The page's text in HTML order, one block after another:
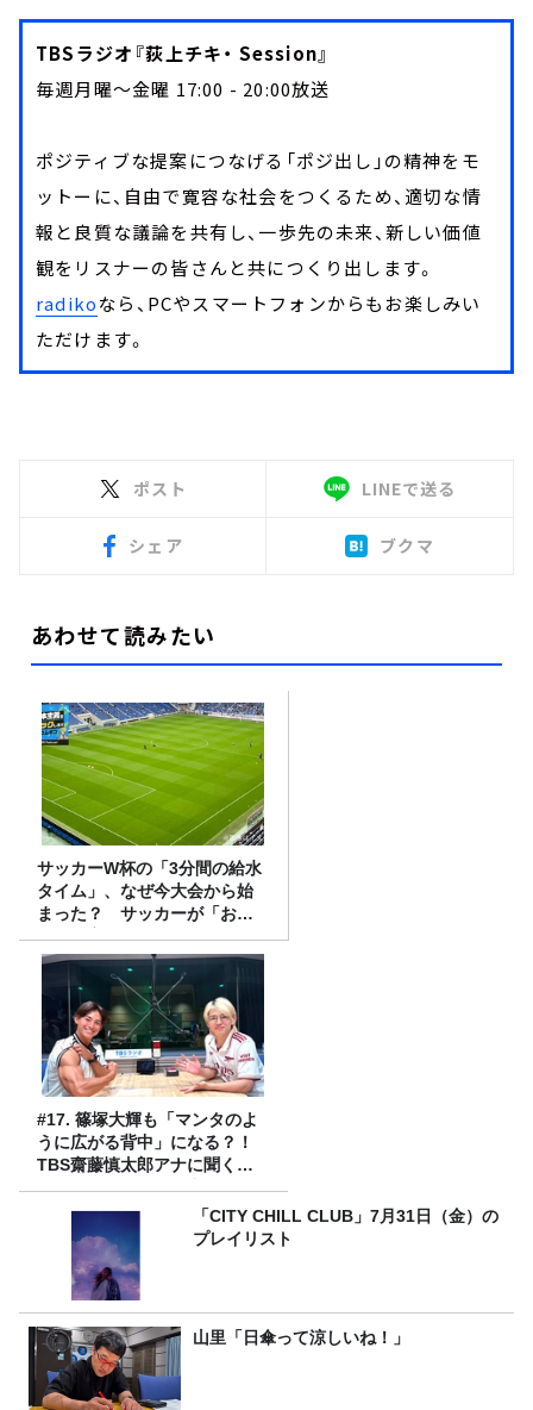
TBSラジオ『荻上チキ・ Session』
毎週月曜～金曜 17:00 - 20:00放送
ポジティブな提案につなげる「ポジ出し」の精神をモ
ットーに、自由で寛容な社会をつくるため、適切な情
報と良質な議論を共有し、一歩先の未来、新しい価値
観をリスナーの皆さんと共につくり出します。
radikoなら、PCやスマートフォンからもお楽しみい
ただけます。
ポスト LINEで送る
シェア ブクマ
あわせて読みたい
サッカーW杯の「3分間の給水
タイム」、なぜ今大会から始
まった？ サッカーが「お
金」に変わる仕組み
#17. 篠塚大輝も「マンタのよ
うに広がる背中」になる？！
TBS齋藤慎太郎アナに聞くメ
ンズフィジークの魅力！！
「CITY CHILL CLUB」7月31日（金）の
プレイリスト
山里「日傘って涼しいね！」